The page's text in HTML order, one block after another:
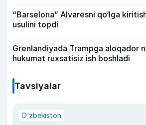
“Barselona” Alvaresni qo‘lga
usulini topdi
Grenlandiyada Trampga aloqador
hukumat ruxsatisiz ish boshladi
Tavsiyalar
O‘zbekiston